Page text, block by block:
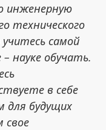
инженерную
технического
самой
науке обучать.
в себе
для будущих
свое